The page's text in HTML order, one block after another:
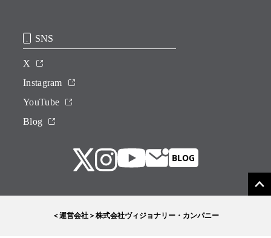
SNS
X
Instagram
YouTube
Blog
＜運営会社＞株式会社ヴィジョナリー・カンパニー